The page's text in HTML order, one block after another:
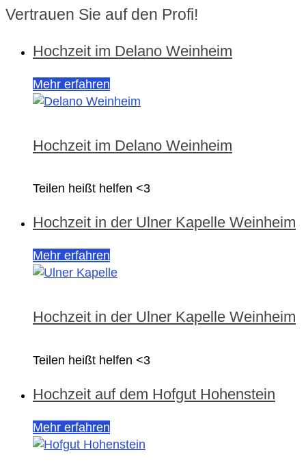
Vertrauen Sie auf den Profi!
Hochzeit im Delano Weinheim
Mehr erfahren
Hochzeit im Delano Weinheim
Teilen heißt helfen <3
Hochzeit in der Ulner Kapelle Weinheim
Mehr erfahren
Hochzeit in der Ulner Kapelle Weinheim
Teilen heißt helfen <3
Hochzeit auf dem Hofgut Hohenstein
Mehr erfahren